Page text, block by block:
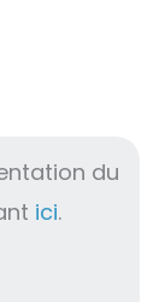
du
ici.